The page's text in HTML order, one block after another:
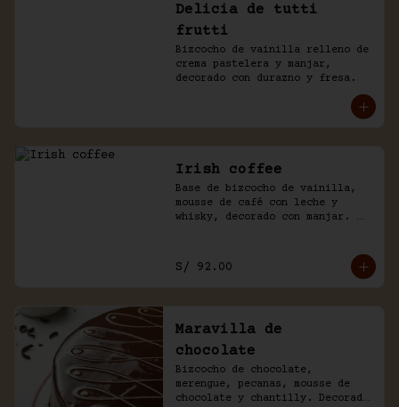
Delicia de tutti
frutti
Bizcocho de vainilla relleno de
crema pastelera y manjar,
decorado con durazno y fresa.
Irish coffee
Base de bizcocho de vainilla,
mousse de café con leche y
whisky, decorado con manjar.
S/ 92.00
Maravilla de
chocolate
Bizcocho de chocolate,
merengue, pecanas, mousse de
chocolate y chantilly. Decorado